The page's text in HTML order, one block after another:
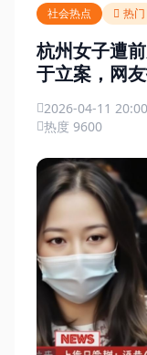
社会热点 热门
杭州女子遭
于立案，网
2026-04-11 20:00
热度 9600